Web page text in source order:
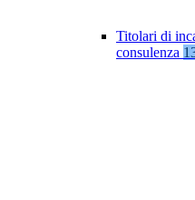
Titolari di
consulenza